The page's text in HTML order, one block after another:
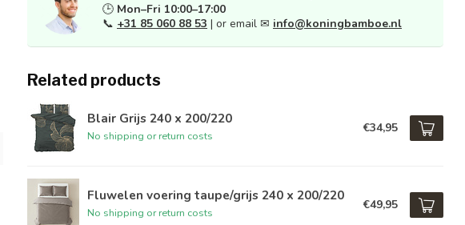
🕒 Mon–Fri 10:00–17:00
📞 +31 85 060 88 53 | or email ✉ info@koningbamboe.nl
Related products
Blair Grijs 240 x 200/220
No shipping or return costs
€34,95
Fluwelen voering taupe/grijs 240 x 200/220
No shipping or return costs
€49,95